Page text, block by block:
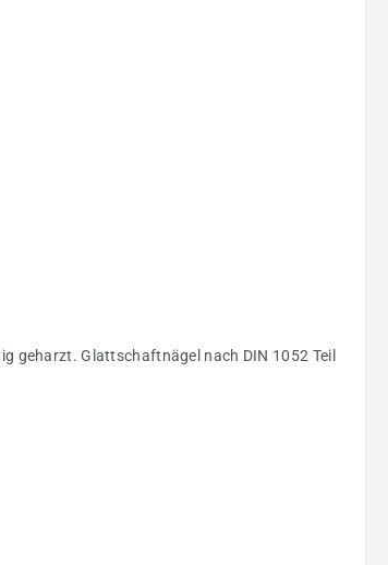
geharzt. Glattschaftnägel nach DIN 1052 Teil